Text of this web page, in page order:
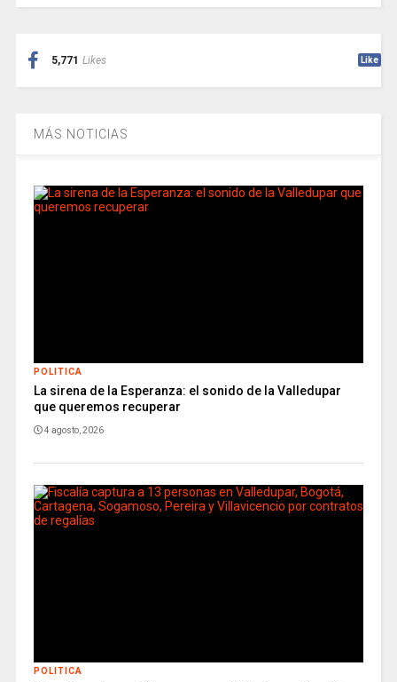
5,771 Likes Like
MÁS NOTICIAS
POLITICA
La sirena de la Esperanza: el sonido de la Valledupar
que queremos recuperar
4 agosto, 2026
POLITICA